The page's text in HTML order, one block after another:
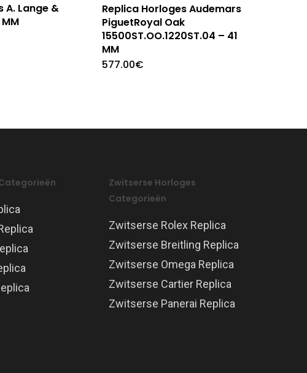
A. Lange &
Replica Horloges Audemars
PiguetRoyal Oak
15500ST.OO.1220ST.04 – 41
MM
577.00€
Zwitserse Horloges
Categorieën
Zwitserse Rolex Replica
Zwitserse Breitling Replica
Zwitserse Omega Replica
Zwitserse Cartier Replica
Zwitserse Panerai Replica